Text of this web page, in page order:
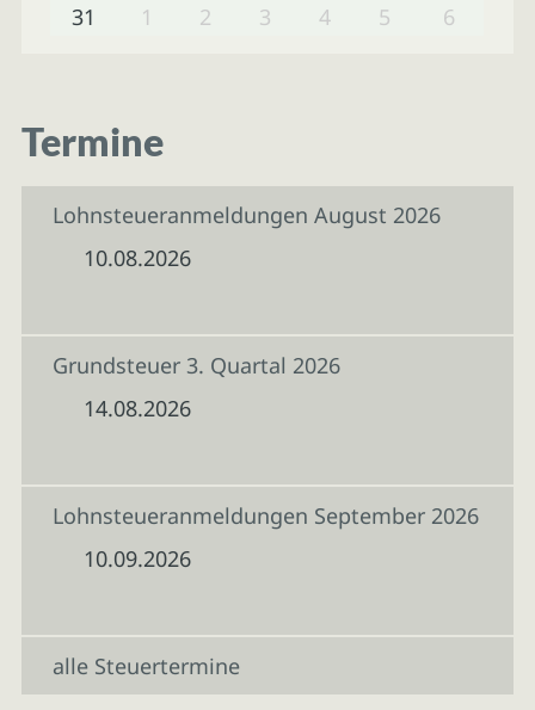
31
1 2 3 4 5 6
Termine
Lohnsteueranmeldungen August 2026
10.08.2026
Grundsteuer 3. Quartal 2026
14.08.2026
Lohnsteueranmeldungen September 2026
10.09.2026
alle Steuertermine